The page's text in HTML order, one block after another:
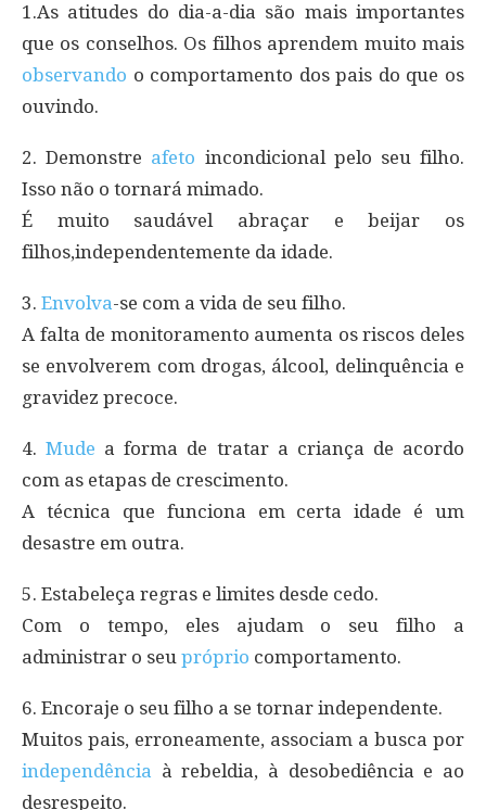
1.As atitudes do dia-a-dia são mais importantes
que os conselhos. Os filhos aprendem muito mais
observando o comportamento dos pais do que os
ouvindo.
2. Demonstre afeto incondicional pelo seu filho.
Isso não o tornará mimado.
É muito saudável abraçar e beijar os
filhos,independentemente da idade.
3. Envolva-se com a vida de seu filho.
A falta de monitoramento aumenta os riscos deles
se envolverem com drogas, álcool, delinquência e
gravidez precoce.
4.Mude a forma de tratar a criança de acordo
com as etapas de crescimento.
A técnica que funciona em certa idade é um
desastre em outra.
5. Estabeleça regras e limites desde cedo.
Com o tempo, eles ajudam o seu filho a
administrar o seu próprio comportamento.
6. Encoraje o seu filho a se tornar independente.
Muitos pais, erroneamente, associam a busca por
independência à rebeldia, à desobediência e ao
desrespeito.